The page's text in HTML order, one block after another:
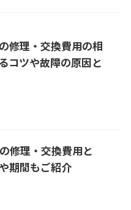
修理・交換費用の相
コツや故障の原因と
修理・交換費用と
期間もご紹介